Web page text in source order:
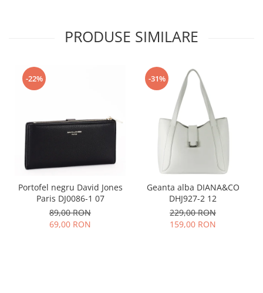
PRODUSE SIMILARE
-22%
Portofel negru David Jones
Paris DJ0086-1 07
89,00 RON
69,00 RON
-31%
Geanta alba DIANA&CO
DHJ927-2 12
229,00 RON
159,00 RON